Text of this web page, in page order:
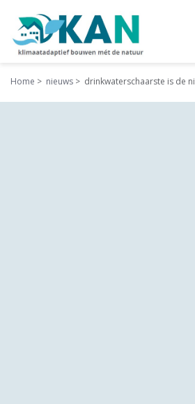
Home nieuws drinkwaterschaarste is de